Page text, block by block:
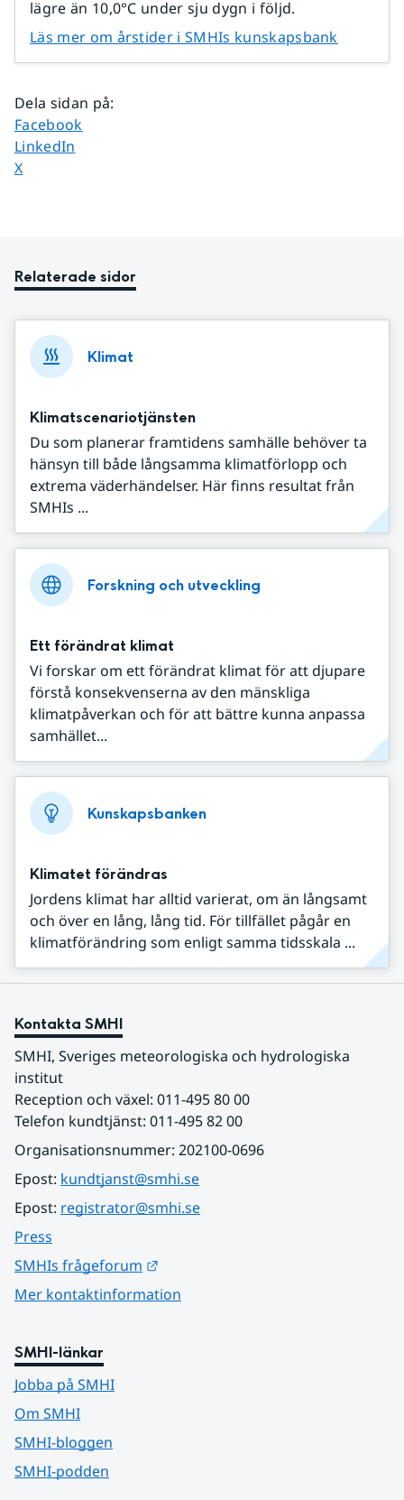
lägre än 10,0°C under sju dygn i följd.
Läs mer om årstider i SMHIs kunskapsbank
Dela sidan på:
Dela sidan på
Facebook
Dela sidan på
LinkedIn
Dela sidan på
X
Relaterade sidor
Klimat
Klimatscenariotjänsten
Du som planerar framtidens samhälle behöver ta
hänsyn till både långsamma klimatförlopp och
extrema väderhändelser. Här finns resultat från
SMHIs ...
Forskning och utveckling
Ett förändrat klimat
Vi forskar om ett förändrat klimat för att djupare
förstå konsekvenserna av den mänskliga
klimatpåverkan och för att bättre kunna anpassa
samhället...
Kunskapsbanken
Klimatet förändras
Jordens klimat har alltid varierat, om än långsamt
och över en lång, lång tid. För tillfället pågår en
klimatförändring som enligt samma tidsskala ...
Kontakta SMHI
SMHI, Sveriges meteorologiska och hydrologiska
institut
Reception och växel: 011-495 80 00
Telefon kundtjänst: 011-495 82 00
Organisationsnummer: 202100-0696
Epost: kundtjanst@smhi.se
Epost: registrator@smhi.se
Press
SMHIs frågeforum
Mer kontaktinformation
SMHI-länkar
Jobba på SMHI
Om SMHI
SMHI-bloggen
SMHI-podden